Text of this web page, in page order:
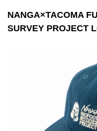
NANGA×TACOMA
SURVEY PROJECT